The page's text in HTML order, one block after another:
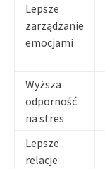
Lepsze
zarządzanie
emocjami
Wyższa
odporność
na stres
Lepsze
relacje